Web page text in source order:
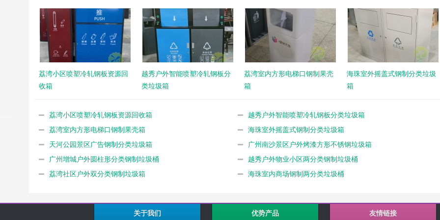
荔湾小区喷塑冷轧钢板资源回
收箱
越秀户外智能喷塑冷轧钢板分
类垃圾箱
荔湾室内方形电梯口钢制果壳
箱
海珠室外摇盖式钢制分类垃圾
箱
荔湾小区喷塑冷轧钢板资源回收箱
越秀户外智能喷塑冷轧钢板分类垃圾箱
荔湾室内方形电梯口钢制果壳箱
海珠室外摇盖式钢制分类垃圾箱
天河公园景区广告钢制分类垃圾箱
广州南沙景区户外烤漆方形不锈钢垃圾箱
广州增城户外圆柱形分类钢制垃圾桶
越秀户外物业小区两分类钢制垃圾桶
荔湾社区户外双分类钢制垃圾箱
海珠室内商场钢制两分类垃圾桶
关于我们 优势产品 友情链接